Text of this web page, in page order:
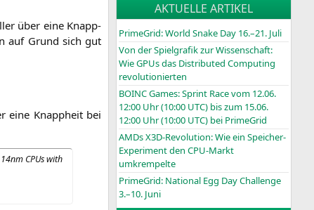
über eine Knapp­
auf Grund sich gut
eine Knapp­heit bei
CPUs with
AKTUELLE ARTIKEL
PrimeGrid: World Snake Day 16.–21. Juli
Von der Spielgrafik zur Wissenschaft:
Wie GPUs das Distributed Computing
revolutionierten
BOINCGames: Sprint Race vom 12.06.
12:00 Uhr (10:00 UTC) bis zum 15.06.
12:00 Uhr (10:00 UTC) bei PrimeGrid
AMDs X3D-Revolution: Wie ein Speicher-
Experiment den CPU-Markt
umkrempelte
PrimeGrid: National Egg Day Challenge
3.–10. Juni